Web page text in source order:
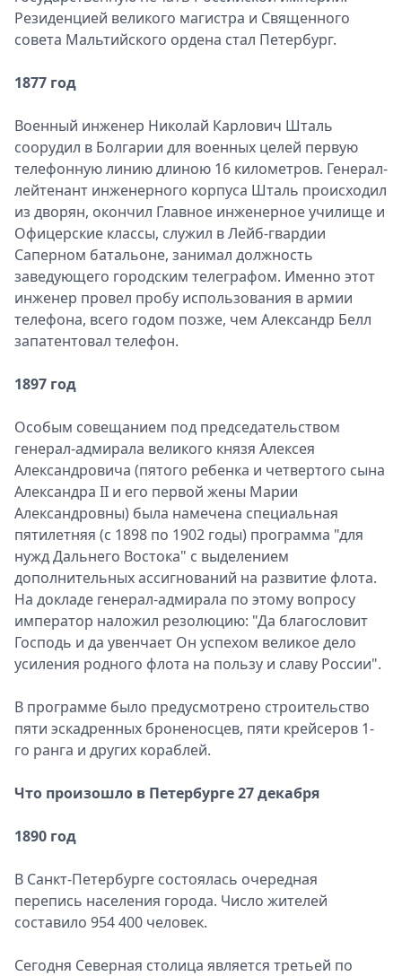
Резиденцией великого магистра и Священного
совета Мальтийского ордена стал Петербург.
1877 год
Военный инженер Николай Карлович Шталь
соорудил в Болгарии для военных целей первую
телефонную линию длиною 16 километров. Генерал-
лейтенант инженерного корпуса Шталь происходил
из дворян, окончил Главное инженерное училище и
Офицерские классы, служил в Лейб-гвардии
Саперном батальоне, занимал должность
заведующего городским телеграфом. Именно этот
инженер провел пробу использования в армии
телефона, всего годом позже, чем Александр Белл
запатентовал телефон.
1897 год
Особым совещанием под председательством
генерал-адмирала великого князя Алексея
Александровича (пятого ребенка и четвертого сына
Александра II и его первой жены Марии
Александровны) была намечена специальная
пятилетняя (с 1898 по 1902 годы) программа "для
нужд Дальнего Востока" с выделением
дополнительных ассигнований на развитие флота.
На докладе генерал-адмирала по этому вопросу
император наложил резолюцию: "Да благословит
Господь и да увенчает Он успехом великое дело
усиления родного флота на пользу и славу России".
В программе было предусмотрено строительство
пяти эскадренных броненосцев, пяти крейсеров 1-
го ранга и других кораблей.
Что произошло в Петербурге 27 декабря
1890 год
В Санкт-Петербурге состоялась очередная
перепись населения города. Число жителей
составило 954 400 человек.
Сегодня Северная столица является третьей по